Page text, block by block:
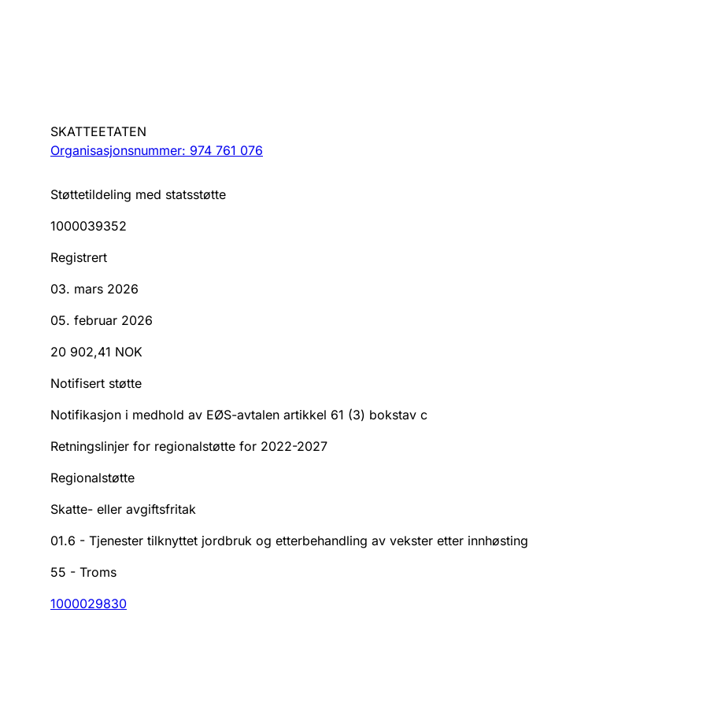
SKATTEETATEN
Organisasjonsnummer: 974 761 076
Støttetildeling med statsstøtte
1000039352
Registrert
03. mars 2026
05. februar 2026
20 902,41 NOK
Notifisert støtte
Notifikasjon i medhold av EØS-avtalen artikkel 61 (3) bokstav c
Retningslinjer for regionalstøtte for 2022-2027
Regionalstøtte
Skatte- eller avgiftsfritak
01.6 - Tjenester tilknyttet jordbruk og etterbehandling av vekster etter innhøsting
55 - Troms
1000029830